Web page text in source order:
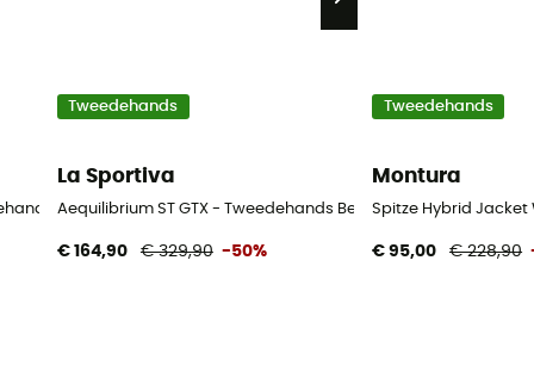
Short - Dames - Purper - 36
Tweedehands
La Sportiva
Aequilibrium ST GTX - Tweedehands Bergschoenen - Heren -
€ 164,90 € 329,90 -50%
Tweedehands
Montura
Spitze Hybrid
€ 95,00 € 228,90